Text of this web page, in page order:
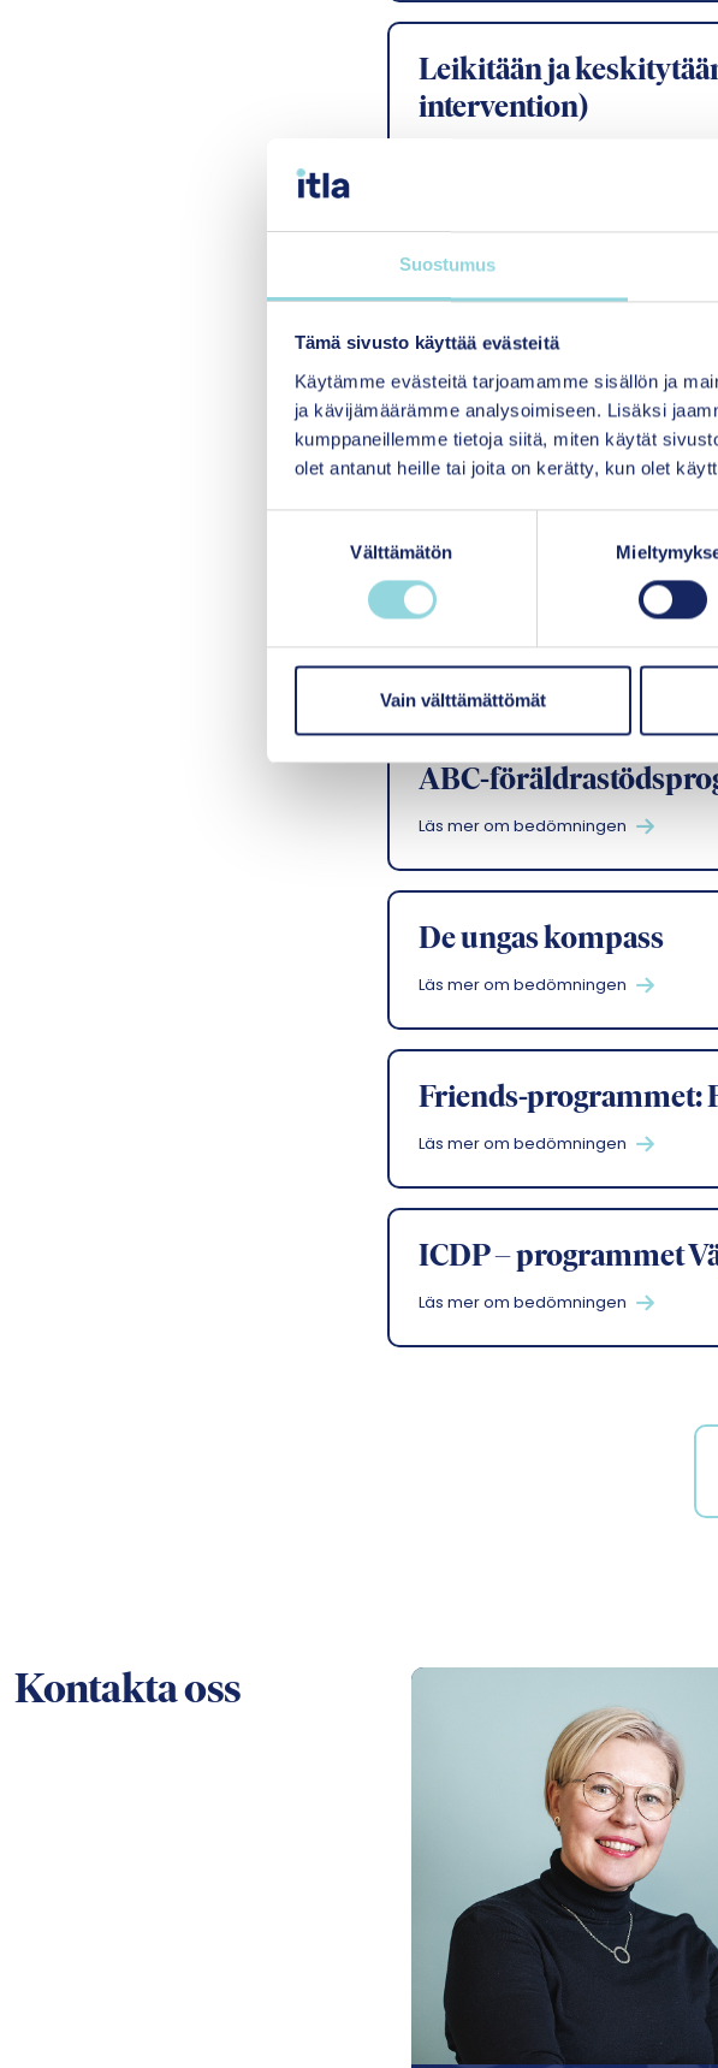
Suostumus
Tämä sivusto käyttää evästeitä
Käytämme evästeitä tarjoamamme sisällön ja
ja kävijämäärämme analysoimiseen. Lisäksi
kumppaneillemme tietoja siitä, miten käytät
olet antanut heille tai joita on kerätty, kun olet
k
Välttämätön
Vain välttämättömät
Leikitään ja
intervention)
MDFT –
Läs mer om bedömningen
Strongest Families
Läs mer om bedömningen
ABC-
Läs mer om bedömningen
De ungas kompass
Läs mer om bedömningen
Friends-programmet:
Läs mer om bedömningen
ICDP – programmet
Läs mer om bedömningen
Kontakta oss